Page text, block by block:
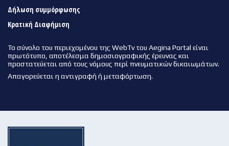
Δήλωση συμμόρφωσης
Κρατική Διαφήμιση
Το σύνολο του περιεχομένου της WebTv του Aegina Portal είναι
πρωτότυπο, αποτέλεσμα δημοσιογραφικής έρευνας και
προστατεύεται από τους νόμους περί πνευματικών δικαιωμάτων.
Απαγορεύεται η αντιγραφή ή μεταφόρτωση.